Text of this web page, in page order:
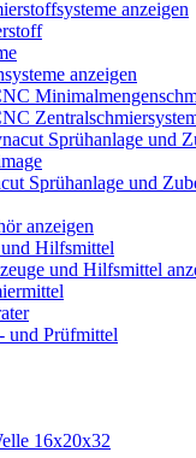
anzeigen
anzeigen
Sprühanlage und
anzeigen
Hilfsmittel
und Hilfsmittel
und Prüfmittel